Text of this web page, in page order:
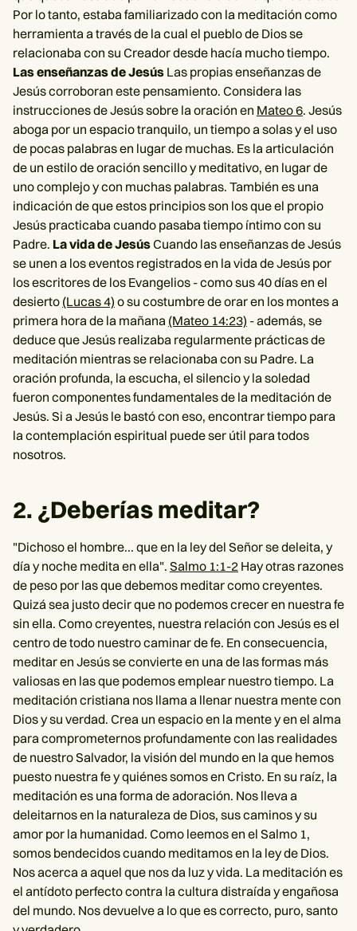
Por lo tanto, estaba familiarizado con la meditación como
herramienta a través de la cual el pueblo de Dios se
relacionaba con su Creador desde hacía mucho tiempo.
Las enseñanzas de Jesús Las propias enseñanzas de
Jesús corroboran este pensamiento. Considera las
instrucciones de Jesús sobre la oración en Mateo 6. Jesús
aboga por un espacio tranquilo, un tiempo a solas y el uso
de pocas palabras en lugar de muchas. Es la articulación
de un estilo de oración sencillo y meditativo, en lugar de
uno complejo y con muchas palabras. También es una
indicación de que estos principios son los que el propio
Jesús practicaba cuando pasaba tiempo íntimo con su
Padre. La vida de JesúsCuando las enseñanzas de Jesús
se unen a los eventos registrados en la vida de Jesús por
los escritores de los Evangelios - como sus 40 días en el
desierto (Lucas 4) o su costumbre de orar en los montes a
primera hora de la mañana (Mateo 14:23) - además, se
deduce que Jesús realizaba regularmente prácticas de
meditación mientras se relacionaba con su Padre. La
oración profunda, la escucha, el silencio y la soledad
fueron componentes fundamentales de la meditación de
Jesús. Si a Jesús le bastó con eso, encontrar tiempo para
la contemplación espiritual puede ser útil para todos
nosotros.
2. ¿Deberías meditar?
"Dichoso el hombre... que en la ley del Señor se deleita, y
día y noche medita en ella". Salmo 1:1-2 Hay otras razones
de peso por las que debemos meditar como creyentes.
Quizá sea justo decir que no podemos crecer en nuestra fe
sin ella. Como creyentes, nuestra relación con Jesús es el
centro de todo nuestro caminar de fe. En consecuencia,
meditar en Jesús se convierte en una de las formas más
valiosas en las que podemos emplear nuestro tiempo. La
meditación cristiana nos llama a llenar nuestra mente con
Dios y su verdad. Crea un espacio en la mente y en el alma
para comprometernos profundamente con las realidades
de nuestro Salvador, la visión del mundo en la que hemos
puesto nuestra fe y quiénes somos en Cristo. En su raíz, la
meditación es una forma de adoración. Nos lleva a
deleitarnos en la naturaleza de Dios, sus caminos y su
amor por la humanidad. Como leemos en el Salmo 1,
somos bendecidos cuando meditamos en la ley de Dios.
Nos acerca a aquel que nos da luz y vida. La meditación es
el antídoto perfecto contra la cultura distraída y engañosa
del mundo. Nos devuelve a lo que es correcto, puro, santo